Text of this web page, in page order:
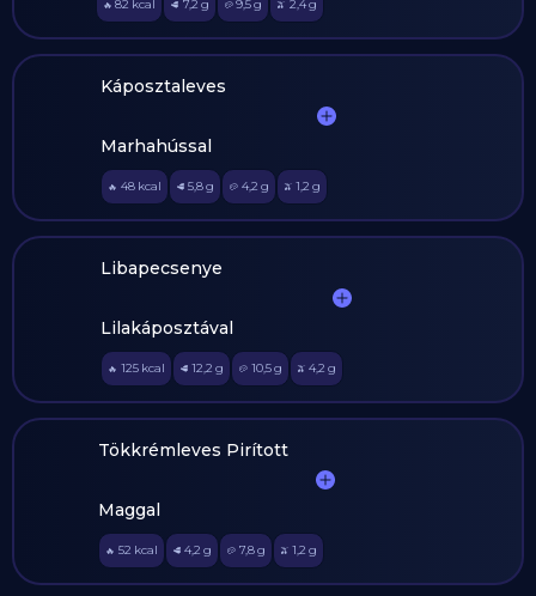
🔥 82 kcal 🥩 7,2 g 🥔 9,5g 🫒 2,4g
Káposztaleves
Marhahússal
🔥 48 kcal 🥩 5,8g 🥔 4,2 g 🫒 1,2 g
Libapecsenye
Lilakáposztával
🔥 125 kcal 🥩 12,2 g 🥔 10,5g 🫒 4,2 g
Tökkrémleves Pirított
Maggal
🔥 52 kcal 🥩 4,2 g 🥔 7,8g 🫒 1,2 g